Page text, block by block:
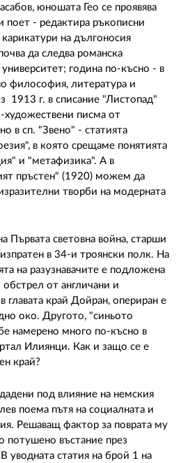
юношата Гео се проявява
поет - редактира ръкописни
на дългоносия
да следва романска
година по-късно - в
философия, литература и
1913 г. в списание "Листопад"
художествени писма от
в сп. "Звено" - статията
в която срещаме понятията
и "метафизика". А в
пръстен" (1920) можем да
творби на модерната
Първата световна война, старши
в 34-и троянски полк. На
на разузнавачите е подложена
от англичани и
главата край Дойран, опериран е
око. Другото, "синьото
намерено много по-късно в
Илиянци. Как и защо се е
край?
под влияние на немския
поема пътя на социалната и
Решаващ фактор за поврата му
потушено въстание през
уводната статия на брой 1 на